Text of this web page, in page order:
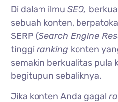
Di dalam ilmuSEO,
sebuah konten,
SERP (Search Engine
tinggiranking konten
semakin berkualitas pula
begitupun sebaliknya.
Jika konten Anda gagal